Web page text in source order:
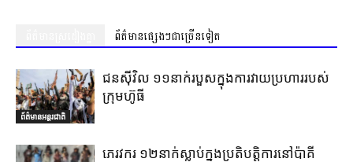
ព័ត៌មានផ្សេងៗជាច្រើនទៀត
ព័ត៌មានអន្តរជាតិ
ជនស៊ីវិល ១១នាក់របួសក្នុងការវាយប្រហាររបស់
ក្រុមហ៊ូធី
ភេរវករ ១២នាក់ស្លាប់ក្នុងប្រតិបត្តិការនៅប៉ាគី